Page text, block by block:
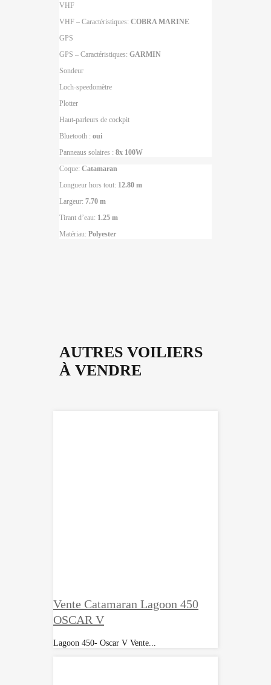
VHF
VHF – Caractéristiques: COBRA MARINE
GPS
GPS – Caractéristiques: GARMIN
Sondeur
Loch-speedomètre
Plotter
Haut-parleurs de cockpit
Bluetooth : oui
Panneaus solaires : 8x 100W
Coque: Catamaran
Longueur hors tout: 12.80 m
Largeur: 7.70 m
Tirant d’eau: 1.25 m
Matériau: Polyester
AUTRES VOILIERS
À VENDRE
Vente Catamaran Lagoon 450
OSCAR V
Lagoon 450- Oscar V Vente...